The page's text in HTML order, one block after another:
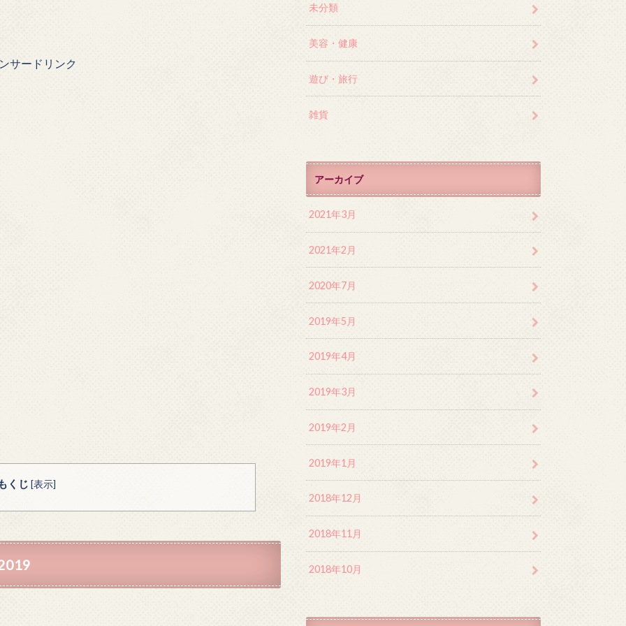
サードリンク
くじ [表示]
未分類
美容・健康
遊び・旅行
雑貨
アーカイブ
2021年3月
2021年2月
2020年7月
2019年5月
2019年4月
2019年3月
2019年2月
2019年1月
2018年12月
2018年11月
2018年10月